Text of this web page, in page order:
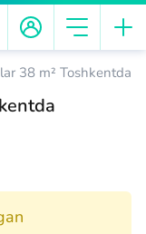
38 m² Toshkentda